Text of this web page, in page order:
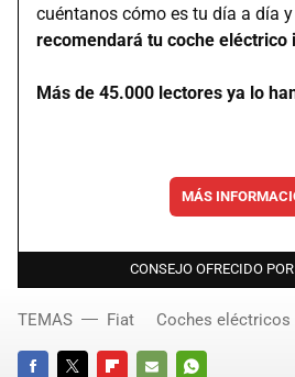
cuéntanos cómo es tu día a día
recomendará tu coche eléctrico
Más de 45.000 lectores ya lo
MÁS
CONSEJO OFRECIDO
TEMAS Fiat Coches eléctricos